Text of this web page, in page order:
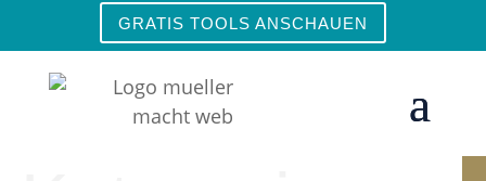
GRATIS TOOLS ANSCHAUEN